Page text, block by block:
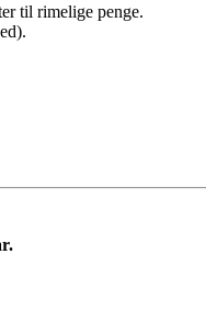
til rimelige penge.